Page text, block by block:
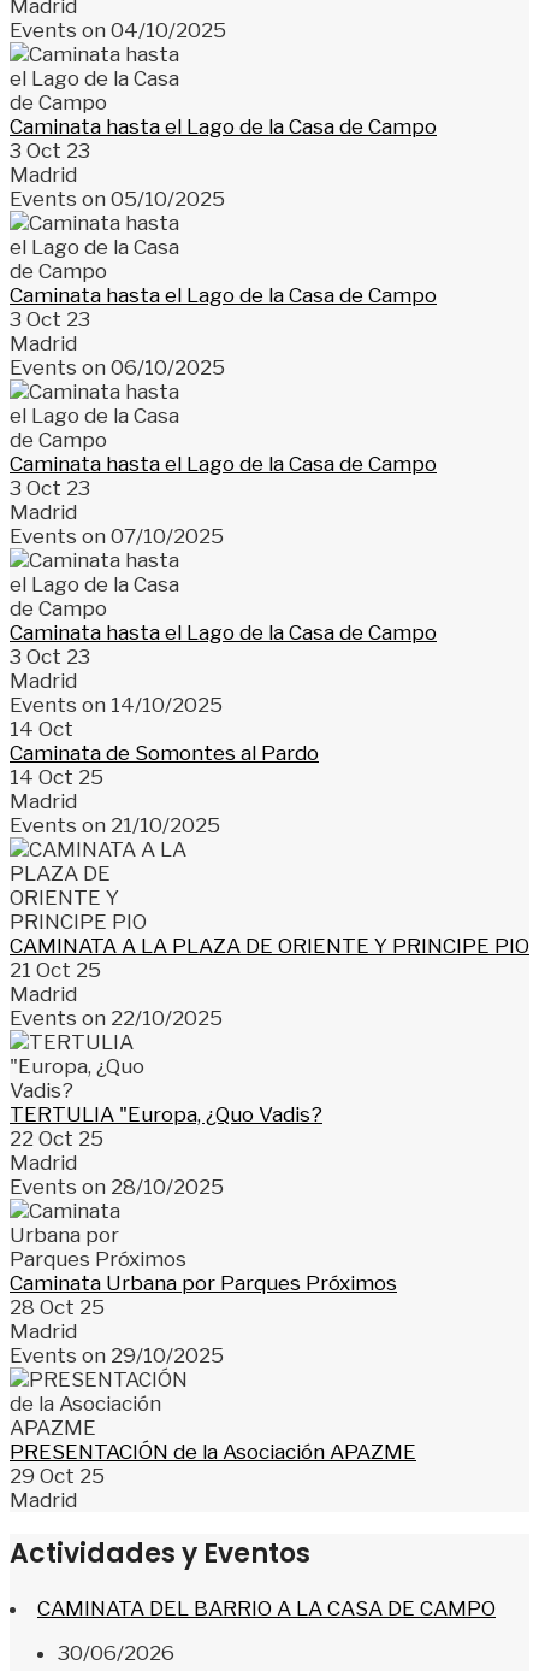
Madrid
Events on 04/10/2025
Caminata hasta el Lago de la Casa de Campo
3 Oct 23
Madrid
Events on 05/10/2025
Caminata hasta el Lago de la Casa de Campo
3 Oct 23
Madrid
Events on 06/10/2025
Caminata hasta el Lago de la Casa de Campo
3 Oct 23
Madrid
Events on 07/10/2025
Caminata hasta el Lago de la Casa de Campo
3 Oct 23
Madrid
Events on 14/10/2025
14 Oct
Caminata de Somontes al Pardo
14 Oct 25
Madrid
Events on 21/10/2025
CAMINATA A LA PLAZA DE ORIENTE Y PRINCIPE PIO
21 Oct 25
Madrid
Events on 22/10/2025
TERTULIA "Europa, ¿Quo Vadis?
22 Oct 25
Madrid
Events on 28/10/2025
Caminata Urbana por Parques Próximos
28 Oct 25
Madrid
Events on 29/10/2025
PRESENTACIÓN de la Asociación APAZME
29 Oct 25
Madrid
Actividades y Eventos
CAMINATA DEL BARRIO A LA CASA DE CAMPO
30/06/2026